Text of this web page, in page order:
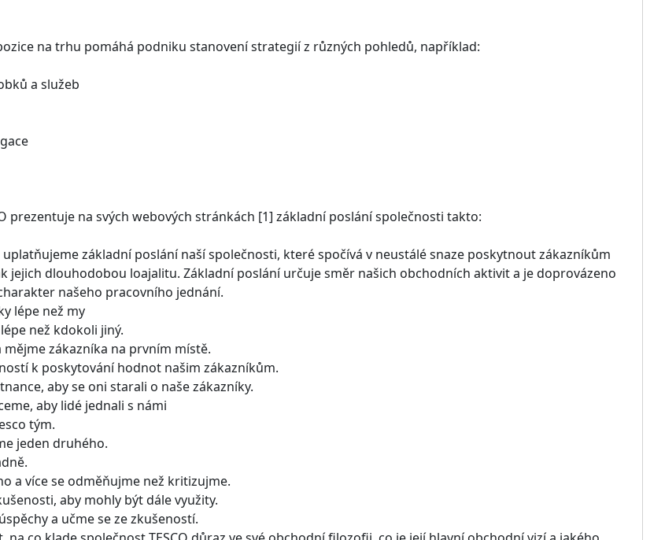
na trhu pomáhá podniku stanovení strategií z různých pohledů, například:
a služeb
prezentuje na svých webových stránkách [1] základní poslání společnosti takto:
základní poslání naší společnosti, které spočívá v neustálé snaze poskytnout zákazníkům
jejich dlouhodobou loajalitu. Základní poslání určuje směr našich obchodních aktivit a je doprovázeno
našeho pracovního jednání.
lépe než my
než kdokoli jiný.
zákazníka na prvním místě.
k poskytování hodnot našim zákazníkům.
aby se oni starali o naše zákazníky.
aby lidé jednali s námi
tým.
jeden druhého.
a více se odměňujme než kritizujme.
aby mohly být dále využity.
a učme se ze zkušeností.